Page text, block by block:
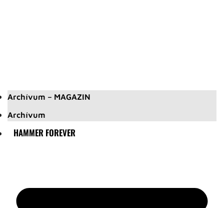
Archívum – MAGAZIN
Archívum
HAMMER FOREVER